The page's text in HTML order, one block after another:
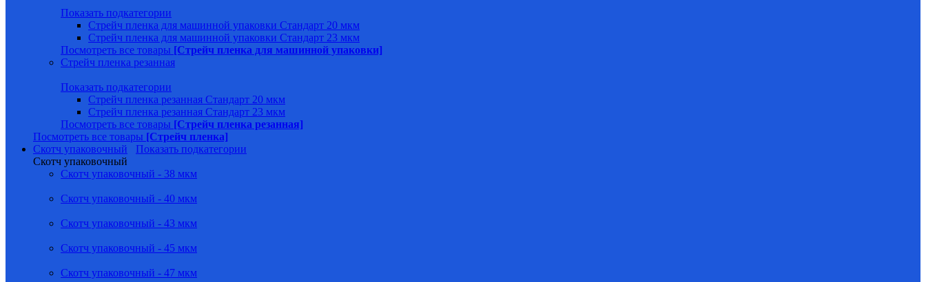
Показать подкатегории
Стрейч пленка для машинной упаковки Стандарт 20 мкм
Стрейч пленка для машинной упаковки Стандарт 23 мкм
Посмотреть все товары [Стрейч пленка для машинной упаковки]
Стрейч пленка резанная
Показать подкатегории
Стрейч пленка резанная Стандарт 20 мкм
Стрейч пленка резанная Стандарт 23 мкм
Посмотреть все товары [Стрейч пленка резанная]
Посмотреть все товары [Стрейч пленка]
Скотч упаковочный
Показать подкатегории
Скотч упаковочный
Скотч упаковочный - 38 мкм
Скотч упаковочный - 40 мкм
Скотч упаковочный - 43 мкм
Скотч упаковочный - 45 мкм
Скотч упаковочный - 47 мкм